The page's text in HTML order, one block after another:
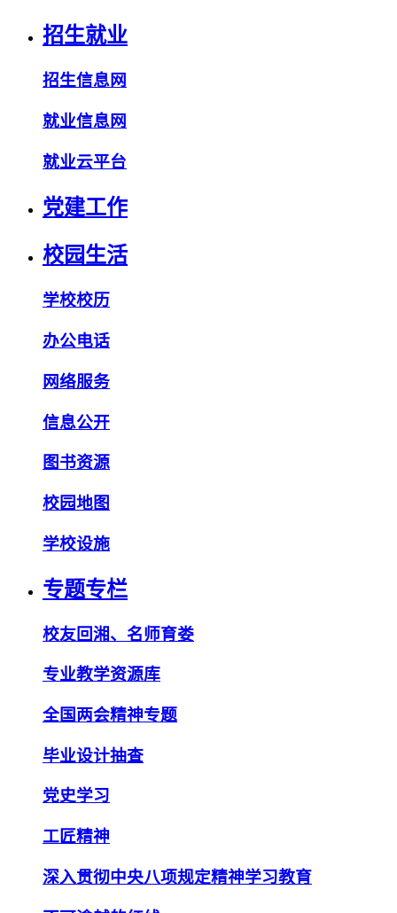
招生就业
招生信息网
就业信息网
就业云平台
党建工作
校园生活
学校校历
办公电话
网络服务
信息公开
图书资源
校园地图
学校设施
专题专栏
校友回湘、名师育娄
专业教学资源库
全国两会精神专题
毕业设计抽查
党史学习
工匠精神
深入贯彻中央八项规定精神学习教育